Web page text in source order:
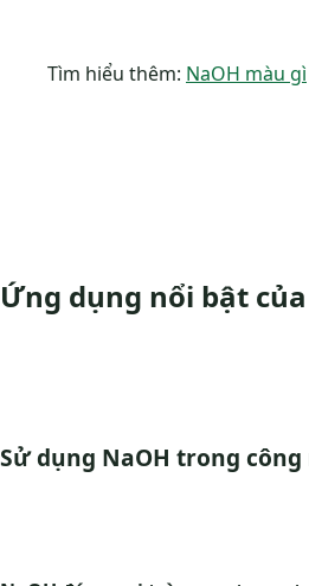
Tìm hiểu thêm: NaOH màu gì
Ứng dụng nổi bật
Sử dụng NaOH trong